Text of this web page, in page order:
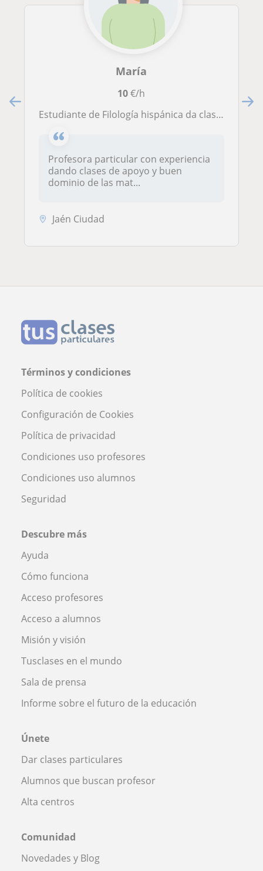
María
10€/h
Estudiante de Filología hispánica da clases de lengua, literatura, latín y griego. Nivel ESO y Bachillerato, en Jaén
Profesora particular con experiencia
dando clases de apoyo y buen
dominio de las mat...
Jaén Ciudad
Términos y condiciones
Política de cookies
Configuración de Cookies
Política de privacidad
Condiciones uso profesores
Condiciones uso alumnos
Seguridad
Descubre más
Ayuda
Cómo funciona
Acceso profesores
Acceso a alumnos
Misión y visión
Tusclases en el mundo
Sala de prensa
Informe sobre el futuro de la educación
Únete
Dar clases particulares
Alumnos que buscan profesor
Alta centros
Comunidad
Novedades y Blog